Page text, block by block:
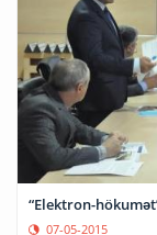
07-05-2015